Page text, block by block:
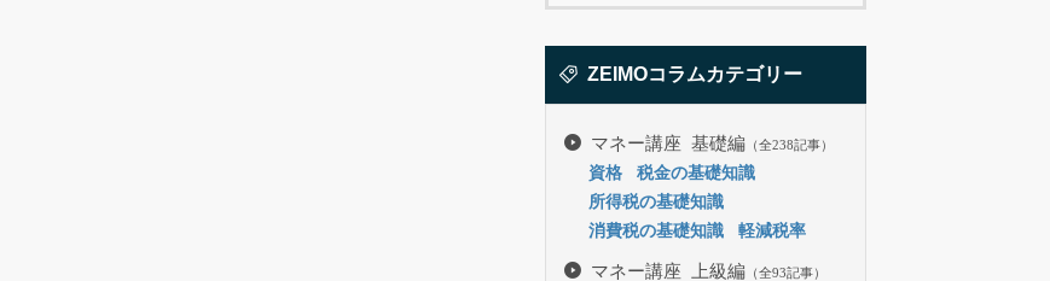
ZEIMOコラムカテゴリー
マネー講座 基礎編 （全238記事）
資格
税金の基礎知識
所得税の基礎知識
消費税の基礎知識
軽減税率
マネー講座 上級編 （全93記事）